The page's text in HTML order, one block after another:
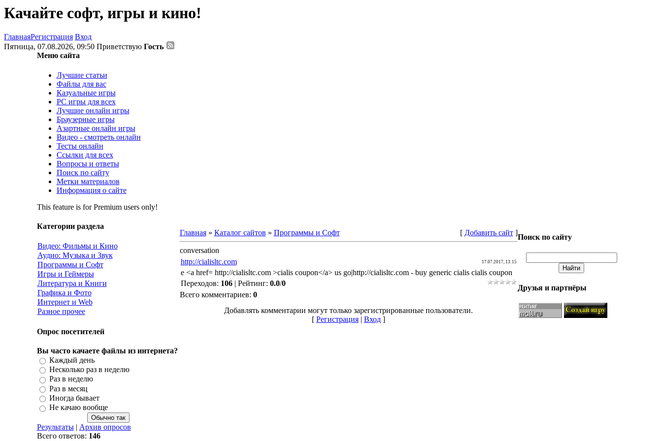
Качайте софт, игры и кино!
ГлавнаяРегистрация Вход
Пятница, 07.08.2026, 09:50 Приветствую Гость
Меню сайта
Лучшие статьи
Файлы для вас
Казуальные игры
PC игры для всех
Лучшие онлайн игры
Браузерные игры
Азартные онлайн игры
Видео - смотреть онлайн
Тесты онлайн
Ссылки для всех
Вопросы и ответы
Поиск по сайту
Метки материалов
Информация о сайте
This feature is for Premium users only!
Категории раздела
Видео: Фильмы и Кино
Аудио: Музыка и Звук
Программы и Софт
Игры и Геймеры
Литература и Книги
Графика и Фото
Интернет и Web
Разное прочее
Опрос посетителей
Вы часто качаете файлы из интернета?
Каждый день
Несколько раз в неделю
Раз в неделю
Раз в месяц
Иногда бывает
Не качаю вообще
Результаты| Архив опросов
Всего ответов: 146
Главная» Каталог сайтов » Программы и Софт [ Добавить сайт]
conversation
http://cialisltc.com
17.07.2017, 13:15
e <a href= http://cialisltc.com >cialis coupon</a> us go|http://cialisltc.com - buy generic cialis cialis coupon
Переходов: 106| Рейтинг: 0.0/0
Всего комментариев: 0
Добавлять комментарии могут только зарегистрированные пользователи.
[ Регистрация | Вход ]
Поиск по сайту
Друзья и партнёры